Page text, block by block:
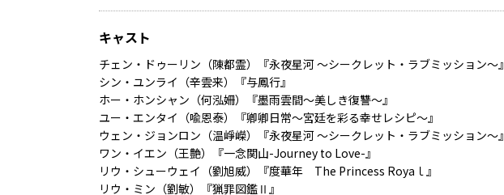
キャスト
チェン・ドゥーリン（陳都霊）『永夜星河 ～シークレット・ラブミッション～』
シン・ユンライ（辛雲来）『与鳳行』
ホー・ホンシャン（何泓姍）『墨雨雲間～美しき復讐～』
ユー・エンタイ（喩恩泰）『卿卿日常～宮廷を彩る幸せレシピ～』
ウェン・ジョンロン（温崢嶸）『永夜星河 ～シークレット・ラブミッション～』
ワン・イエン（王艶）『一念関山-Journey to Love-』
リウ・シューウェイ（劉旭威）『度華年 The Princess Royaｌ』
リウ・ミン（劉敏）『猟罪図鑑Ⅱ』